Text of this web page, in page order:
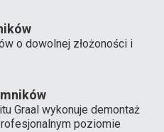
o dowolnej złożoności i
Graal wykonuje demontaż
poziomie